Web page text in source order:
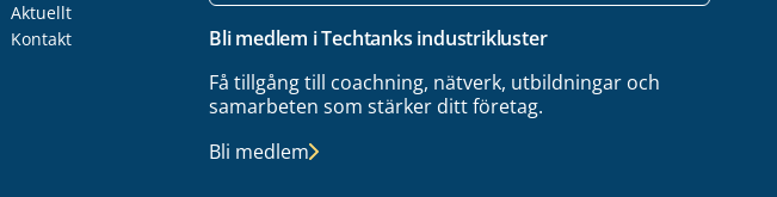
Aktuellt
Kontakt
Bli medlem i Techtanks industrikluster
Få tillgång till coachning, nätverk, utbildningar och
samarbeten som stärker ditt företag.
Bli medlem